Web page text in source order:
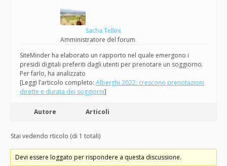
Sacha Tellini
Amministratore del forum
SiteMinder ha elaborato un rapporto nel quale emergono i
presidi digitali preferiti dagli utenti per prenotare un soggiorno.
Per farlo, ha analizzato
[Leggi l’articolo completo: Alberghi 2022: crescono prenotazioni
dirette e durata dei soggiorni]
Autore Articoli
Stai vedendo rticolo (di 1 totali)
Devi essere loggato per rispondere a questa discussione.